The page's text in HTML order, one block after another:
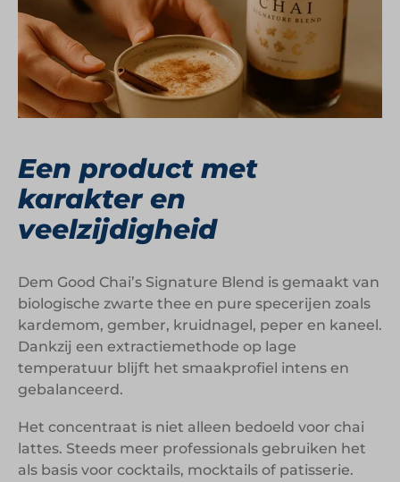
Een product met
karakter en
veelzijdigheid
Dem Good Chai’s Signature Blend is gemaakt van
biologische zwarte thee en pure specerijen zoals
kardemom, gember, kruidnagel, peper en kaneel.
Dankzij een extractiemethode op lage
temperatuur blijft het smaakprofiel intens en
gebalanceerd.
Het concentraat is niet alleen bedoeld voor chai
lattes. Steeds meer professionals gebruiken het
als basis voor cocktails, mocktails of patisserie.